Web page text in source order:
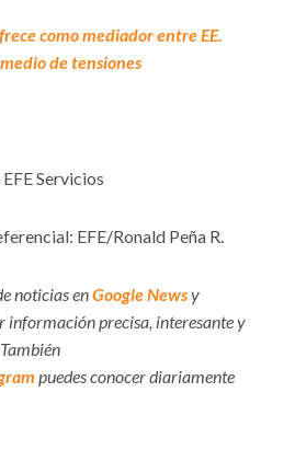
como mediador entre EE.
de tensiones
Servicios
EFE/Ronald Peña R.
noticias enGoogle Newsy
información precisa, interesante y
puedes conocer diariamente